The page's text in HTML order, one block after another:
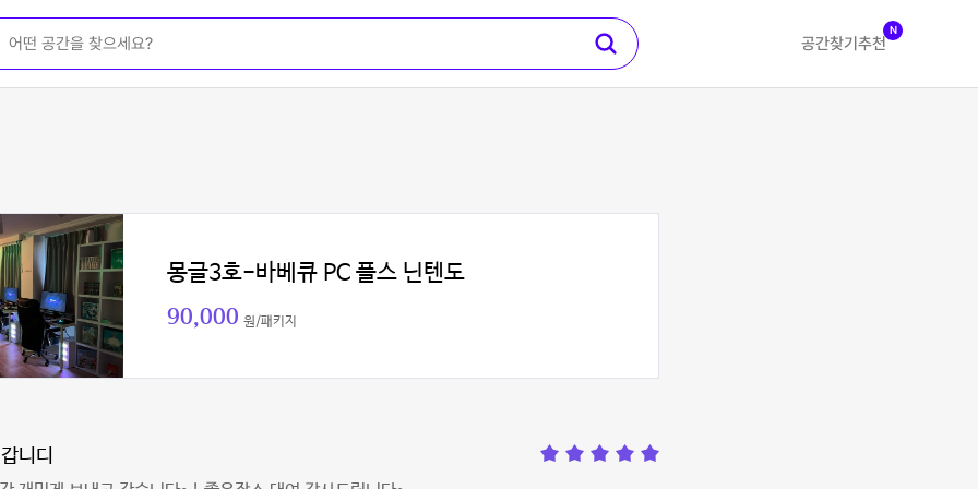
공간찾기 추천
N
몽글3호-바베큐 PC 플스 닌텐도
90,000 원/패키지
니디